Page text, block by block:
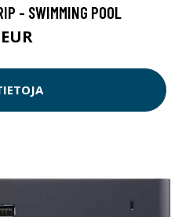
- SWIMMING POOL